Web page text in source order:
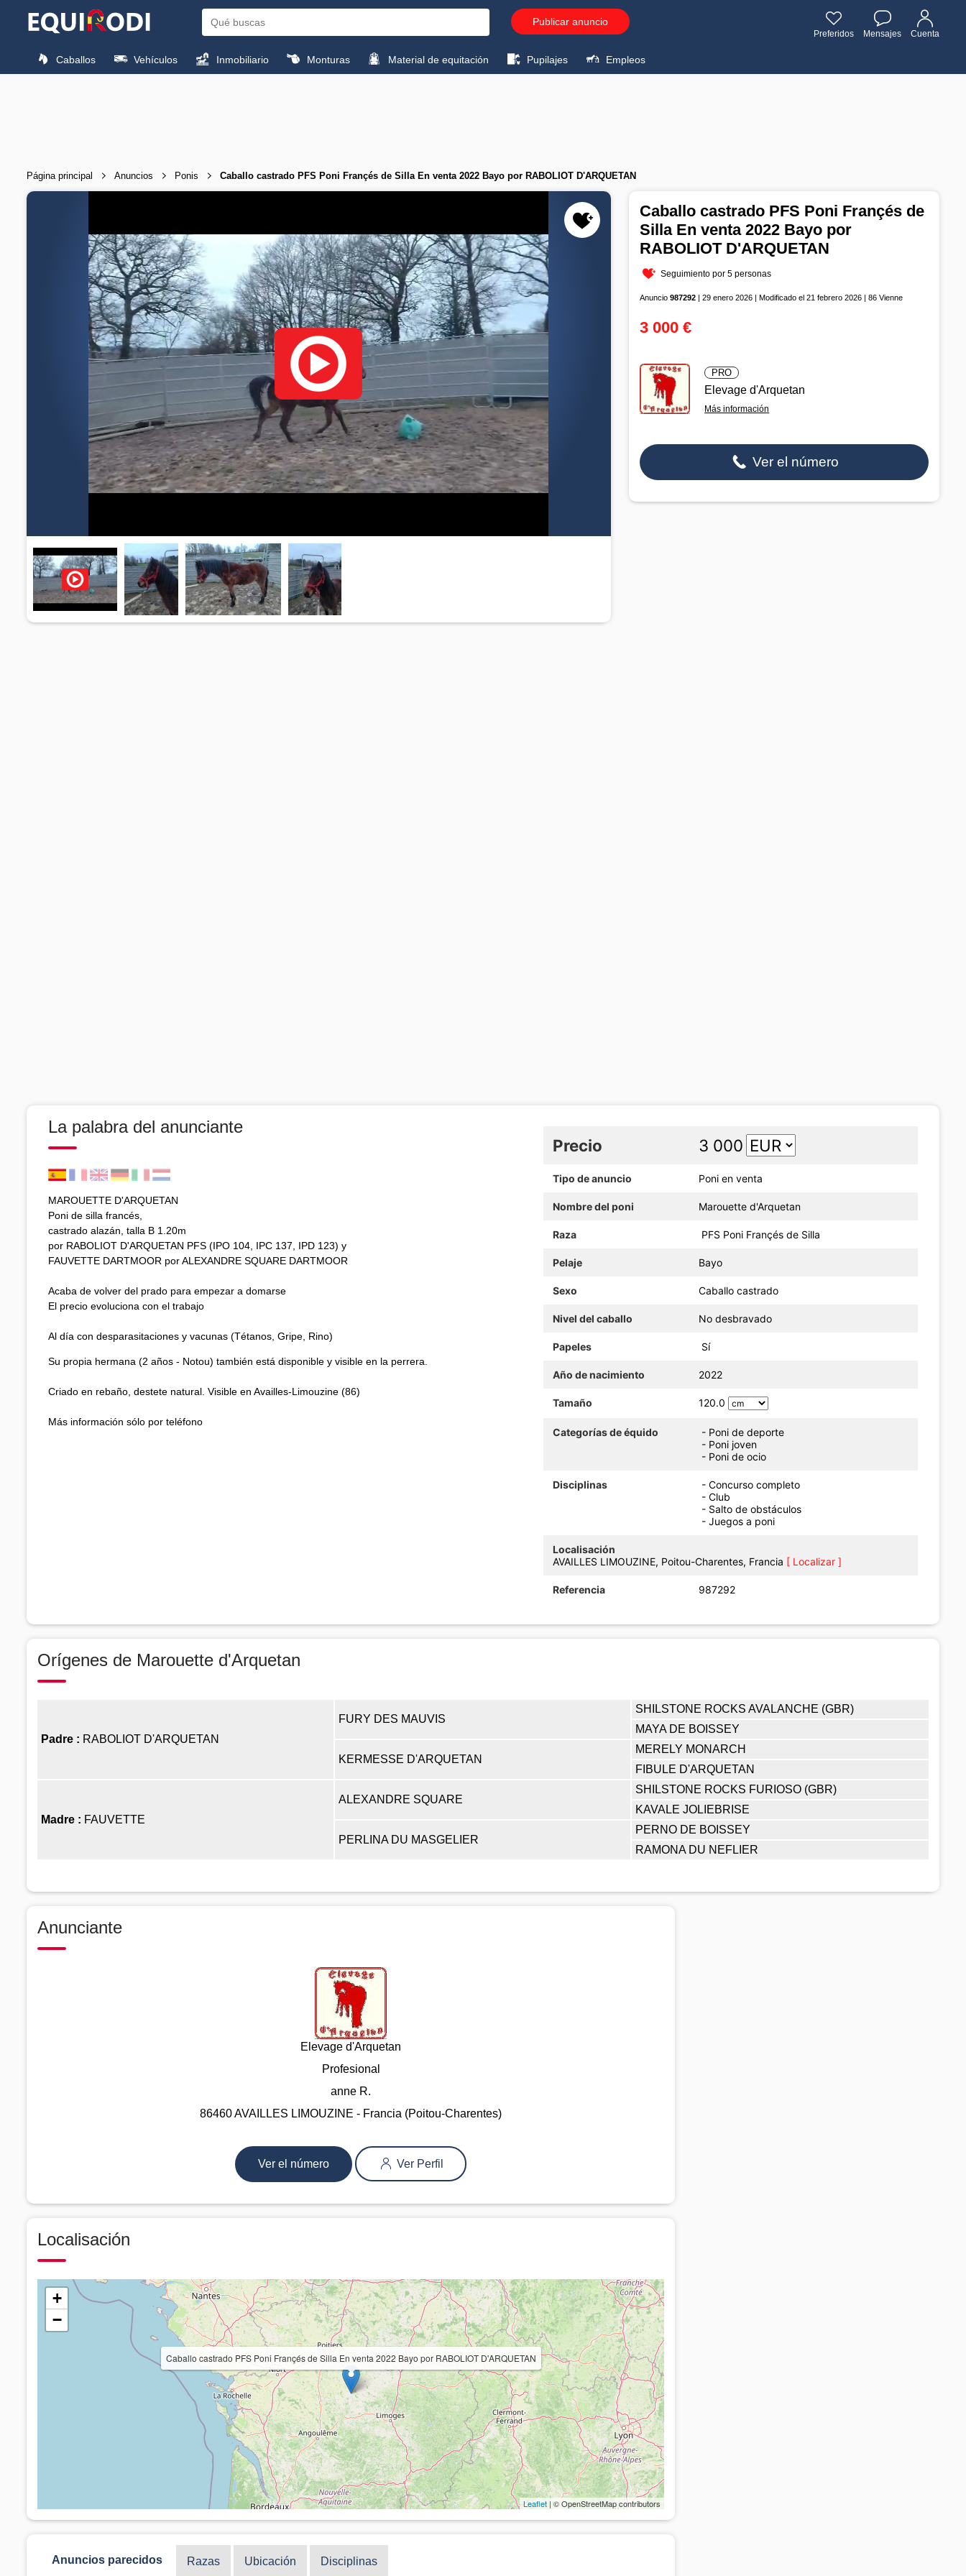
Publicar anuncio
Preferidos Mensajes Cuenta
Caballos Vehículos Inmobiliario Monturas Material de equitación Pupilajes Empleos
Página principal Anuncios Ponis Caballo castrado PFS Poni Françés de Silla En venta 2022 Bayo por RABOLIOT D'ARQUETAN
Caballo castrado PFS Poni Françés de
Silla En venta 2022 Bayo por
RABOLIOT D'ARQUETAN
Seguimiento por 5 personas
Anuncio987292 | 29 enero 2026 | Modificado el 21 febrero 2026 | 86 Vienne
3 000 €
PRO
Elevage d'Arquetan
Más información
Ver el número
La palabra del anunciante
MAROUETTE D'ARQUETAN
Poni de silla francés,
castrado alazán, talla B 1.20m
por RABOLIOT D'ARQUETAN PFS (IPO 104, IPC 137, IPD 123) y
FAUVETTE DARTMOOR por ALEXANDRE SQUARE DARTMOOR
Acaba de volver del prado para empezar a domarse
El precio evoluciona con el trabajo
Al día con desparasitaciones y vacunas (Tétanos, Gripe, Rino)
Su propia hermana (2 años - Notou) también está disponible y visible en la perrera.
Criado en rebaño, destete natural. Visible en Availles-Limouzine (86)
Más información sólo por teléfono
Precio 3 000
Tipo de anuncio Poni en venta
Nombre del poni Marouette d'Arquetan
Raza PFS Poni Françés de Silla
Pelaje Bayo
Sexo Caballo castrado
Nivel del caballo No desbravado
Papeles Sí
Año de nacimiento 2022
Tamaño 120.0
Categorías de équido
- Poni de deporte
- Poni joven
- Poni de ocio
Disciplinas
- Concurso completo
- Club
- Salto de obstáculos
- Juegos a poni
Localisación
AVAILLES LIMOUZINE, Poitou-Charentes, Francia [ Localizar ]
Referencia 987292
Orígenes de Marouette d'Arquetan
Padre : RABOLIOT D'ARQUETAN
FURY DES MAUVIS
SHILSTONE ROCKS AVALANCHE (GBR)
MAYA DE BOISSEY
KERMESSE D'ARQUETAN
MERELY MONARCH
FIBULE D'ARQUETAN
Madre : FAUVETTE
ALEXANDRE SQUARE
SHILSTONE ROCKS FURIOSO (GBR)
KAVALE JOLIEBRISE
PERLINA DU MASGELIER
PERNO DE BOISSEY
RAMONA DU NEFLIER
Anunciante
Elevage d'Arquetan
Profesional
anne R.
86460 AVAILLES LIMOUZINE - Francia (Poitou-Charentes)
Ver el número Ver Perfil
Localisación
Caballo castrado PFS Poni Françés de Silla En venta 2022 Bayo por RABOLIOT D'ARQUETAN
+
−
Leaflet | © OpenStreetMap contributors
Anuncios parecidos Razas Ubicación Disciplinas